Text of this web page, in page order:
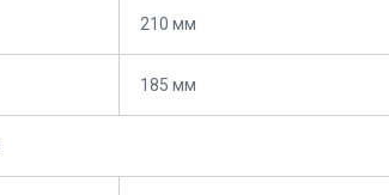
210 мм
185 мм